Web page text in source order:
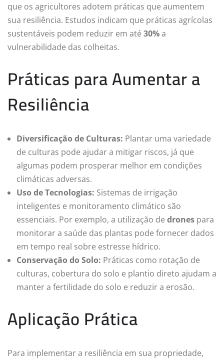
que os agricultores adotem práticas que aumentem
sua resiliência. Estudos indicam que práticas agrícolas
sustentáveis podem reduzir em até 30%a
vulnerabilidade das colheitas.
Práticas para Aumentar a
Resiliência
Diversificação de Culturas: Plantar uma variedade
de culturas pode ajudar a mitigar riscos, já que
algumas podem prosperar melhor em condições
climáticas adversas.
Uso de Tecnologias: Sistemas de irrigação
inteligentes e monitoramento climático são
essenciais. Por exemplo, a utilização de drones para
monitorar a saúde das plantas pode fornecer dados
em tempo real sobre estresse hídrico.
Conservação do Solo: Práticas como rotação de
culturas, cobertura do solo e plantio direto ajudam a
manter a fertilidade do solo e reduzir a erosão.
Aplicação Prática
Para implementar a resiliência em sua propriedade,